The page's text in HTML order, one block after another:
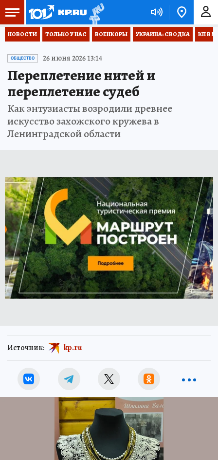
НОВОСТИ ТОЛЬКО У НАС ВОЕНКОРЫ УКРАИНА: СВОДКА КП В
ОБЩЕСТВО 26 июня 2026 13:14
Переплетение нитей и
переплетение судеб
Как энтузиасты возродили древнее
искусство захожского кружева в
Ленинградской области
Источник: kp.ru